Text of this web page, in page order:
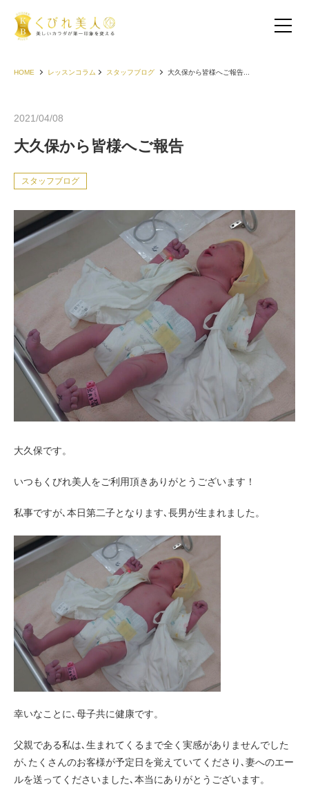
お客様の声（30代以下）
お客様の声（40代）
お客様の声（50代以上）
お客様の声（男性）
HOME レッスンコラム スタッフブログ 大久保から皆様へご報告...
2021/04/08
大久保から皆様へご報告
スタッフブログ
大久保です。
いつもくびれ美人をご利用頂きありがとうございます！
私事ですが､本日第二子となります､長男が生まれました。
幸いなことに､母子共に健康です。
父親である私は､生まれてくるまで全く実感がありませんでした
が､たくさんのお客様が予定日を覚えていてくださり､妻へのエー
ルを送ってくださいました､本当にありがとうございます。